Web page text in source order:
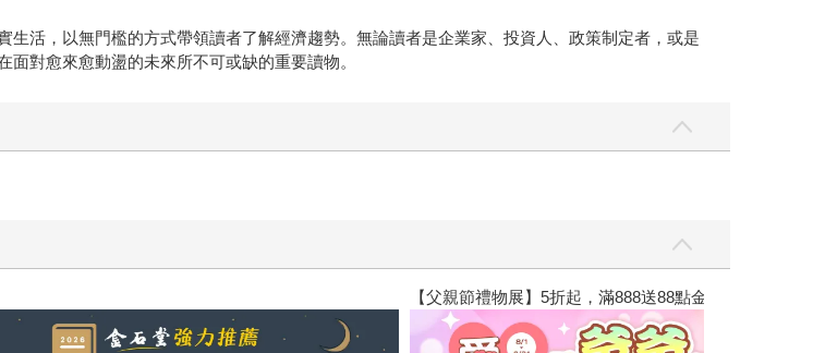
活，以無門檻的方式帶領讀者了解經濟趨勢。無論讀者是企業家、投資人、政策制定者，或是
對愈來愈動盪的未來所不可或缺的重要讀物。
【父親節禮物展】5折起，滿888送88點金幣